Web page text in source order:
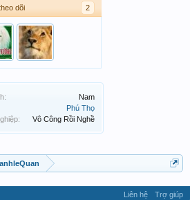
dõi 2
Nam
Phú Thọ
Vô Công Rồi Nghề
Liên hệ Trợ giúp